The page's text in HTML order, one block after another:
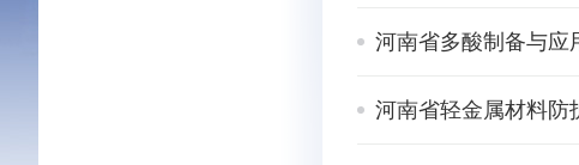
河南省多酸制备与应
河南省轻金属材料防